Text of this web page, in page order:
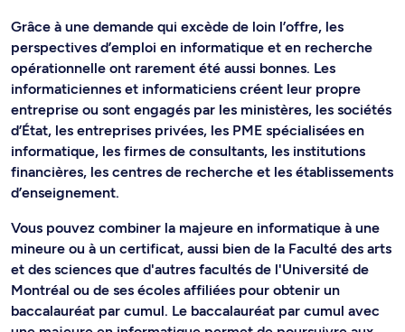
Grâce à une demande qui excède de loin l’offre, les
perspectives d’emploi en informatique et en recherche
opérationnelle ont rarement été aussi bonnes. Les
informaticiennes et informaticiens créent leur propre
entreprise ou sont engagés par les ministères, les sociétés
d’État, les entreprises privées, les PME spécialisées en
informatique, les firmes de consultants, les institutions
financières, les centres de recherche et les établissements
d’enseignement.
Vous pouvez combiner la majeure en informatique à une
mineure ou à un certificat, aussi bien de la Faculté des arts
et des sciences que d'autres facultés de l'Université de
Montréal ou de ses écoles affiliées pour obtenir un
baccalauréat par cumul. Le baccalauréat par cumul avec